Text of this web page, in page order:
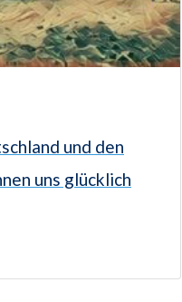
und den
uns glücklich